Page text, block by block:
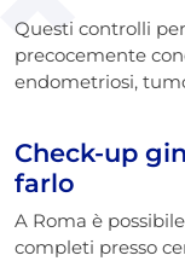
Questi controlli
precocemente
endometriosi,
Check-up
farlo
A Roma è possibile
completi presso